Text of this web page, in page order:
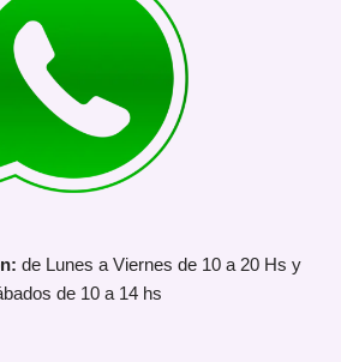
de Lunes a Viernes de 10 a 20 Hs y
de 10 a 14 hs